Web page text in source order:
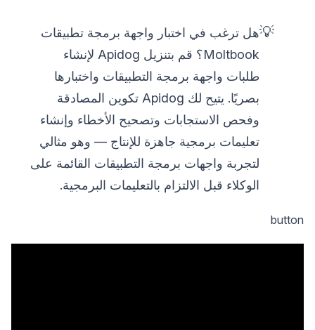
💡هل ترغب في اختبار واجهة برمجة تطبيقات
Moltbook؟ قم بتنزيل Apidog لإنشاء
طلبات واجهة برمجة التطبيقات واختبارها
بصريًا. يتيح لك Apidog تكوين المصادقة
وفحص الاستجابات وتصحيح الأخطاء وإنشاء
تعليمات برمجية جاهزة للإنتاج — وهو مثالي
لتجربة واجهات برمجة التطبيقات القائمة على
الوكلاء قبل الالتزام بالتعليمات البرمجية.
button